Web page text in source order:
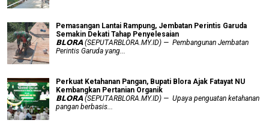
Pemasangan Lantai Rampung, Jembatan Perintis Garuda
Semakin Dekati Tahap Penyelesaian
𝗕𝗟𝗢𝗥𝗔 (SEPUTARBLORA.MY.ID) — Pembangunan Jembatan
Perintis Garuda yang...
​Perkuat Ketahanan Pangan, Bupati Blora Ajak Fatayat NU
Kembangkan Pertanian Organik
𝗕𝗟𝗢𝗥𝗔 (SEPUTARBLORA.MY.ID) — Upaya penguatan ketahanan
pangan berbasis...